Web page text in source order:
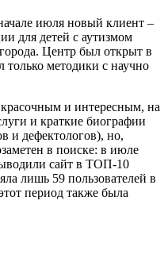
июля новый клиент –
для детей с аутизмом
Центр был открыт в
только методики с научно
и интересным, на
и краткие биографии
и дефектологов), но,
в поиске: в июле
сайт в ТОП‑10
лишь 59 пользователей в
период также была